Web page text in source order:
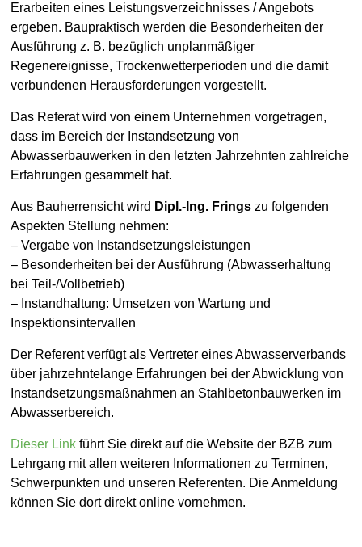
Erarbeiten eines Leistungsverzeichnisses / Angebots
ergeben. Baupraktisch werden die Besonderheiten der
Ausführung z. B. bezüglich unplanmäßiger
Regenereignisse, Trockenwetterperioden und die damit
verbundenen Herausforderungen vorgestellt.
Das Referat wird von einem Unternehmen vorgetragen,
dass im Bereich der Instandsetzung von
Abwasserbauwerken in den letzten Jahrzehnten zahlreiche
Erfahrungen gesammelt hat.
Aus Bauherrensicht wird Dipl.-Ing. Frings zu folgenden
Aspekten Stellung nehmen:
– Vergabe von Instandsetzungsleistungen
– Besonderheiten bei der Ausführung (Abwasserhaltung
bei Teil-/Vollbetrieb)
– Instandhaltung: Umsetzen von Wartung und
Inspektionsintervallen
Der Referent verfügt als Vertreter eines Abwasserverbands
über jahrzehntelange Erfahrungen bei der Abwicklung von
Instandsetzungsmaßnahmen an Stahlbetonbauwerken im
Abwasserbereich.
Dieser Link führt Sie direkt auf die Website der BZB zum
Lehrgang mit allen weiteren Informationen zu Terminen,
Schwerpunkten und unseren Referenten. Die Anmeldung
können Sie dort direkt online vornehmen.